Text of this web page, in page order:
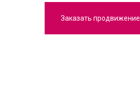
Заказать продвижение